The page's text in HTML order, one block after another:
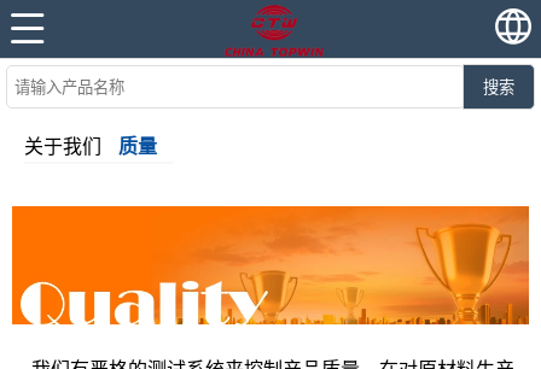
搜索
关于我们 质量